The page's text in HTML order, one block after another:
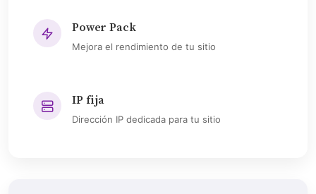
Power Pack
Mejora el rendimiento de tu sitio
IP fija
Dirección IP dedicada para tu sitio